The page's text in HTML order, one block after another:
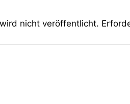
nicht veröffentlicht.